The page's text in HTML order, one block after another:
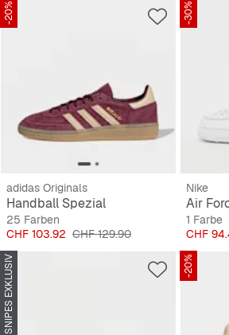
-20%
adidas Originals
Handball Spezial
25 Farben
Preis
CHF 103.92 Originalpreis
CHF 129.90
-30%
Nike
Air
1 Farbe
Preis
CHF
SNIPES EXKLUSIV -20%